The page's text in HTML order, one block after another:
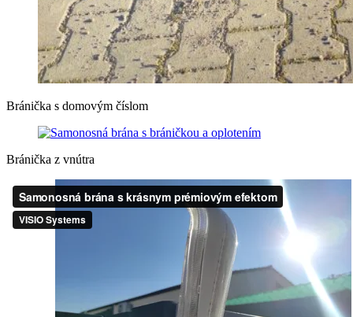
Bránička s domovým číslom
Bránička z vnútra